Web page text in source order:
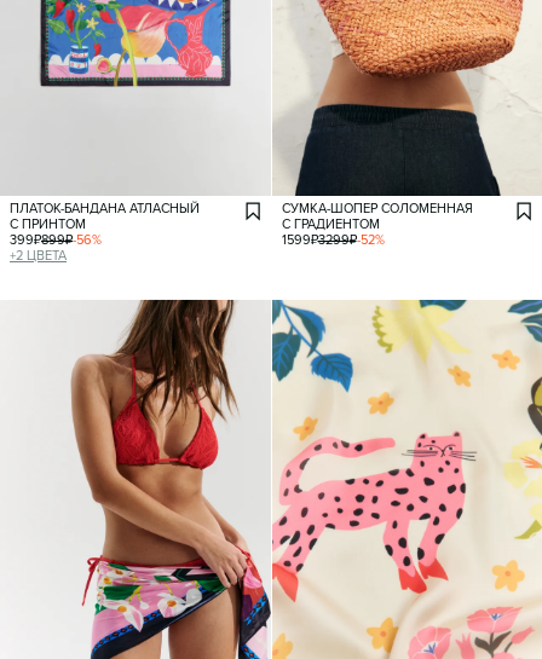
ПЛАТОК-БАНДАНА АТЛАСНЫЙ
С ПРИНТОМ
399₽899₽-56%
+2 ЦВЕТА
СУМКА-ШОПЕР СОЛОМЕННАЯ
С ГРАДИЕНТОМ
1599₽3299₽-52%